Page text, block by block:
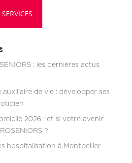
: les dernières actus
de vie : développer ses
2026 : et si votre avenir
?
hospitalisation à Montpellier